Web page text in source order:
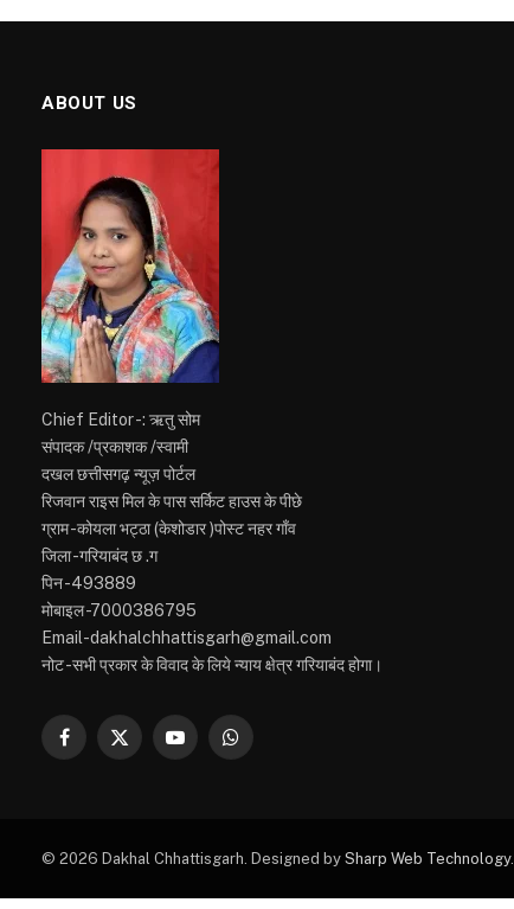
ABOUT US
Chief Editor -: ऋतु सोम
संपादक /प्रकाशक /स्वामी
दखल छत्तीसगढ़ न्यूज़ पोर्टल
रिजवान राइस मिल के पास सर्किट हाउस के पीछे
ग्राम -कोयला भट्ठा (केशोडार )पोस्ट नहर गाँव
जिला -गरियाबंद छ .ग
पिन -493889
मोबाइल -7000386795
Email-dakhalchhattisgarh@gmail.com
नोट -सभी प्रकार के विवाद के लिये न्याय क्षेत्र गरियाबंद होगा।
Facebook
X
YouTubeWhatsApp
© 2026 Dakhal Chhattisgarh. Designed by Sharp Web Technology.